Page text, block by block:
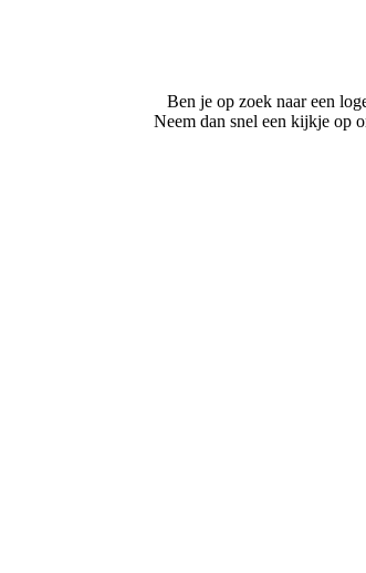
Ben je op zoek naar een
Neem dan snel een kijkje op